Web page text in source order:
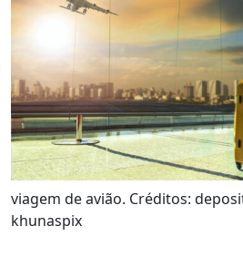
viagem de avião. Créditos:
khunaspix